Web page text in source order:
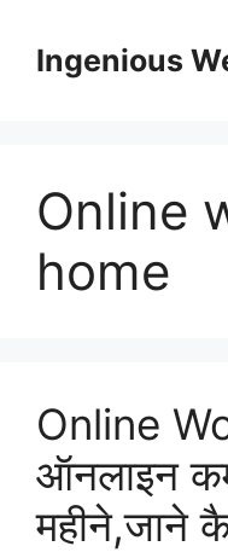
contentIngenious
Online
home
Online
ऑनलाइन
महीने,जाने